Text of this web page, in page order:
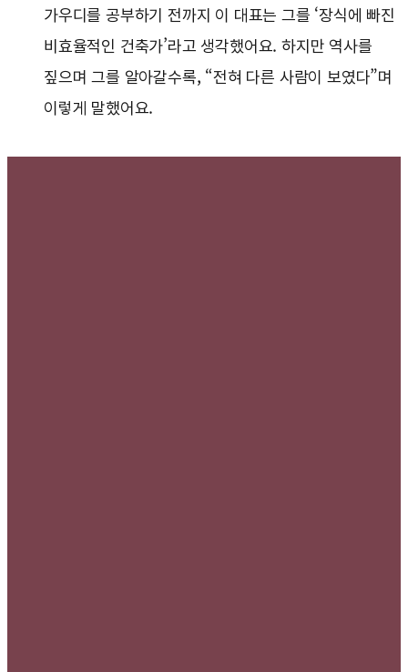
가우디를 공부하기 전까지 이 대표는 그를 ‘장식에 빠진
비효율적인 건축가’라고 생각했어요. 하지만 역사를
짚으며 그를 알아갈수록, “전혀 다른 사람이 보였다”며
이렇게 말했어요.